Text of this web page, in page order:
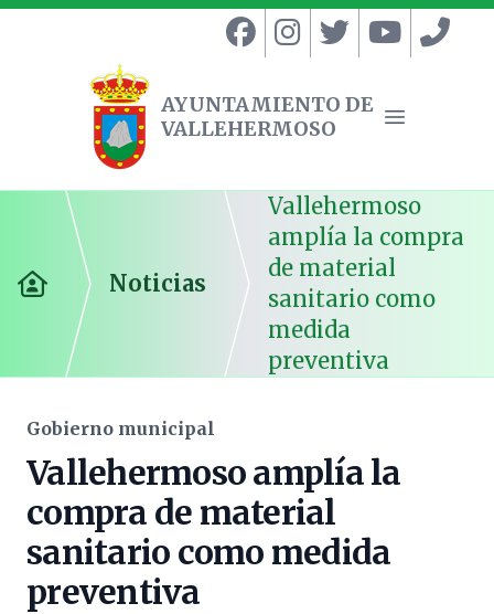
Ayuntamiento de Vallehermoso
AYUNTAMIENTO DE
VALLEHERMOSO
Abrir
Inicio Noticias
Vallehermoso
amplía la compra
de material
sanitario como
medida
preventiva
Gobierno municipal
Vallehermoso amplía la
compra de material
sanitario como medida
preventiva